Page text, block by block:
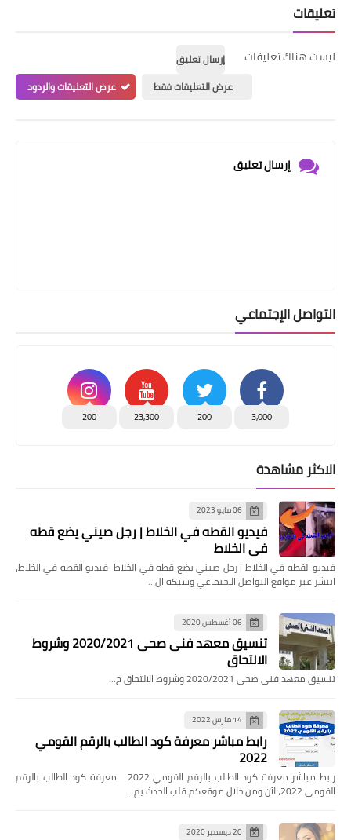
تعليقات
ليست هناك تعليقات
إرسال تعليق
عرض التعليقات فقط
عرض التعليقات والردود
إرسال تعليق
التواصل الإجتماعي
3,000
200
23,300
200
الاكثر مشاهدة
06 مايو 2023
فيديو القطه في الخلاط | رجل صيني يضع قطه
في الخلاط
فيديو القطه في الخلاط | رجل صيني يضع قطه في الخلاط فيديو القطه في الخلاط،
انتشر عبر مواقع التواصل الاجتماعي وشبكة ال…
06 أغسطس 2020
تنسيق معهد فنى صحى 2020/2021 وشروط
الالتحاق
تنسيق معهد فنى صحى 2020/2021 وشروط الالتحاق ح…
14 مارس 2022
رابط مباشر معرفة كود الطالب بالرقم القومي
2022
رابط مباشر معرفة كود الطالب بالرقم القومي 2022 معرفة كود الطالب بالرقم
القومي 2022،الآن ومن خلال موقعكم قلب الحدث يم…
20 ديسمبر 2020